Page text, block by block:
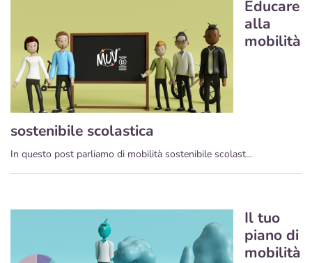
Educare
alla
mobilità
sostenibile scolastica
In questo post parliamo di mobilità sostenibile scolast...
Il tuo
piano di
mobilità